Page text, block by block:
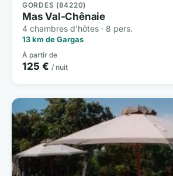
GORDES (84220)
Mas Val-Chênaie
4 chambres d'hôtes · 8 pers.
13 km de Gargas
À partir de
125 € / nuit